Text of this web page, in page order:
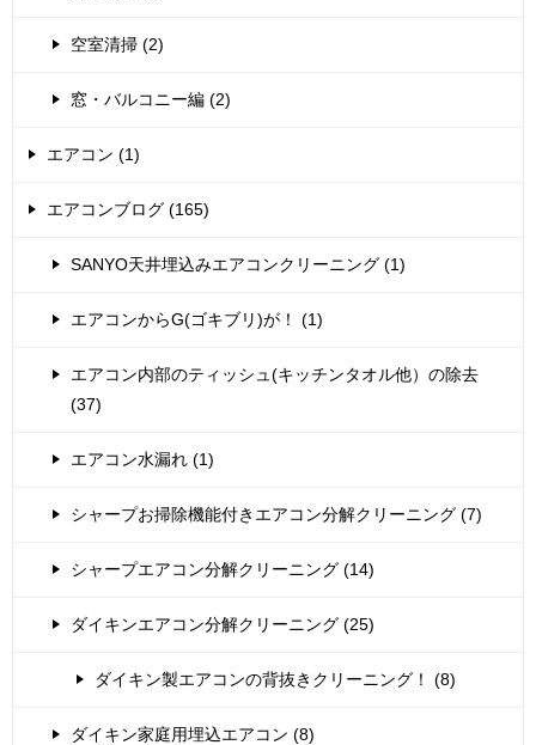
空室清掃 (2)
窓・バルコニー編 (2)
エアコン (1)
エアコンブログ (165)
SANYO天井埋込みエアコンクリーニング (1)
エアコンからG(ゴキブリ)が！ (1)
エアコン内部のティッシュ(キッチンタオル他）の除去
(37)
エアコン水漏れ (1)
シャープお掃除機能付きエアコン分解クリーニング (7)
シャープエアコン分解クリーニング (14)
ダイキンエアコン分解クリーニング (25)
ダイキン製エアコンの背抜きクリーニング！ (8)
ダイキン家庭用埋込エアコン (8)